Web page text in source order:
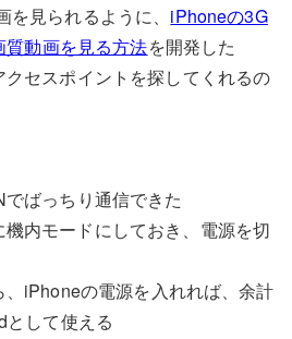
を見られるように、 iPhoneの3G
動画を見る方法を開発した
クセスポイントを探してくれるの
ばっちり通信できた
機内モードにしておき、電源を切
、iPhoneの電源を入れれば、余計
して使える